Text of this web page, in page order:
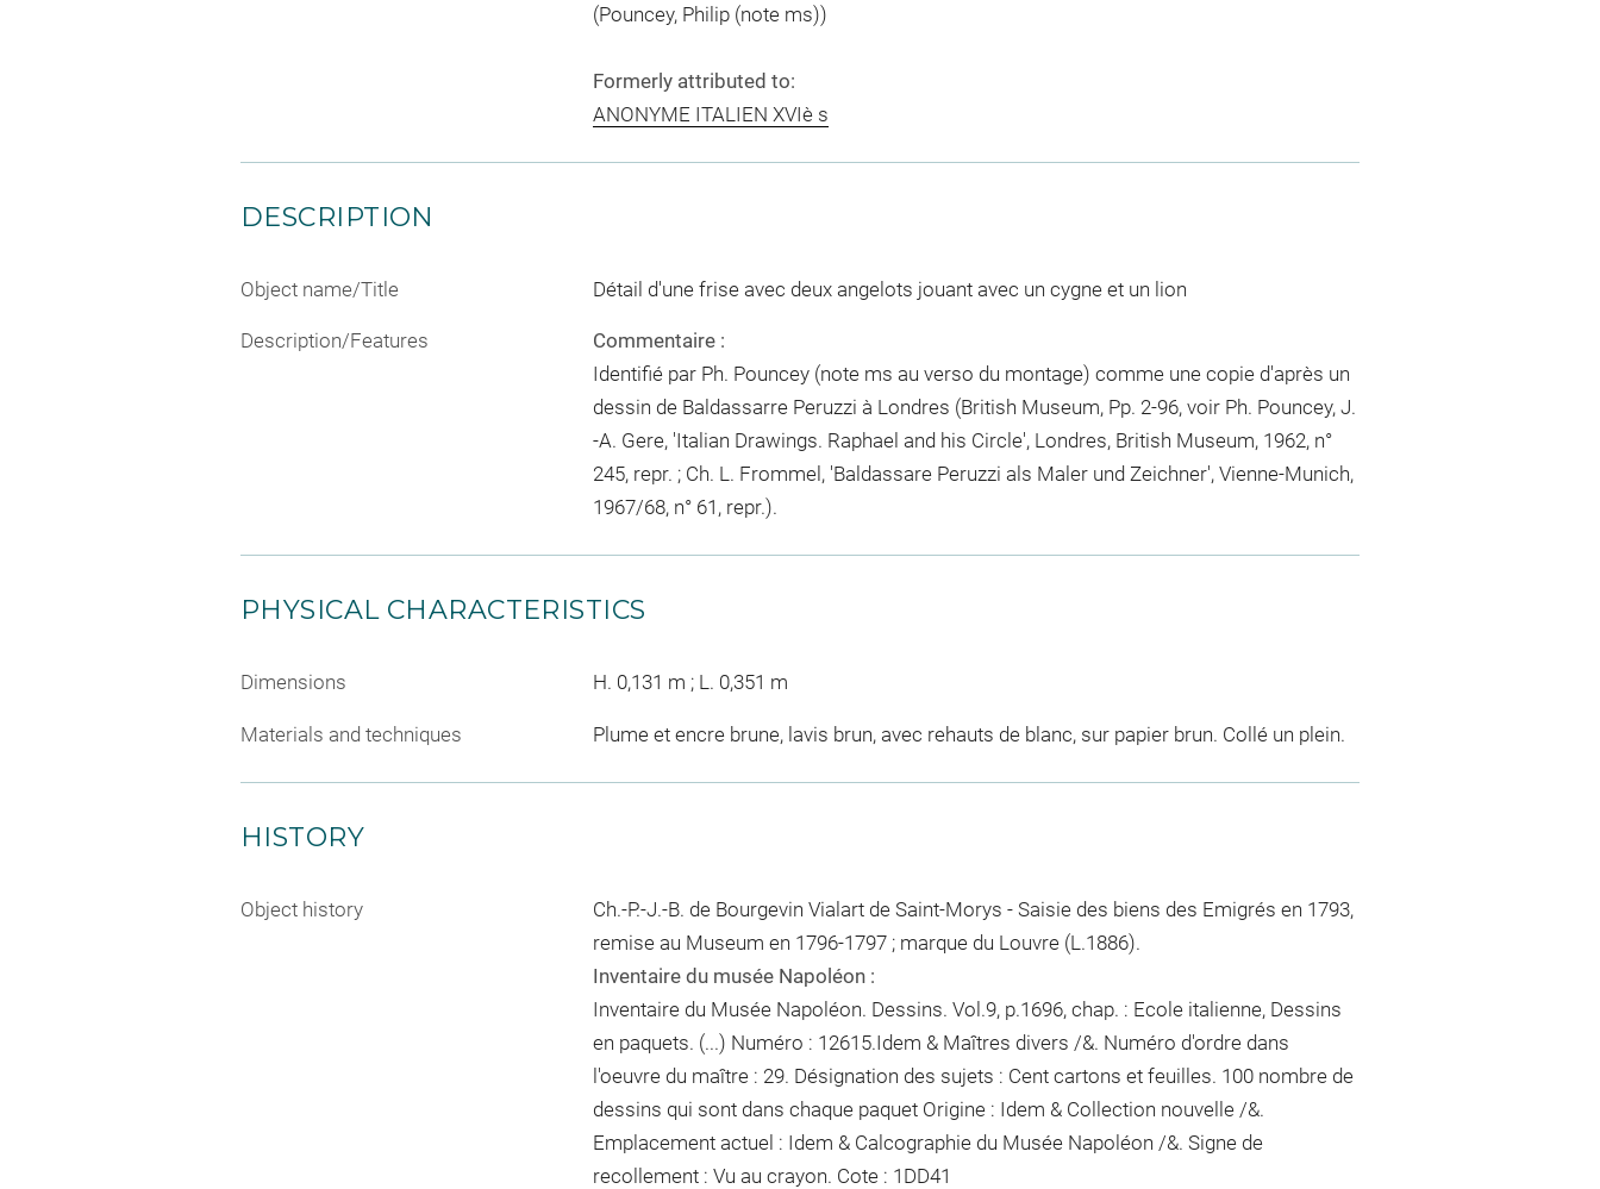
(Pouncey, Philip (note ms))
Formerly attributed to:
ANONYME ITALIEN XVIè s
DESCRIPTION
Object name/Title Détail d'une frise avec deux angelots jouant avec un cygne et un lion
Description/Features
Commentaire :
Identifié par Ph. Pouncey (note ms au verso du montage) comme une copie d'après un
dessin de Baldassarre Peruzzi à Londres (British Museum, Pp. 2-96, voir Ph. Pouncey, J.
-A. Gere, 'Italian Drawings. Raphael and his Circle', Londres, British Museum, 1962, n°
245, repr. ; Ch. L. Frommel, 'Baldassare Peruzzi als Maler und Zeichner', Vienne-Munich,
1967/68, n° 61, repr.).
PHYSICAL CHARACTERISTICS
Dimensions H. 0,131 m ; L. 0,351 m
Materials and techniques Plume et encre brune, lavis brun, avec rehauts de blanc, sur papier brun. Collé un plein.
HISTORY
Object history
Ch.-P.-J.-B. de Bourgevin Vialart de Saint-Morys - Saisie des biens des Emigrés en 1793,
remise au Museum en 1796-1797 ; marque du Louvre (L.1886).
Inventaire du musée Napoléon :
Inventaire du Musée Napoléon. Dessins. Vol.9, p.1696, chap. : Ecole italienne, Dessins
en paquets. (...) Numéro : 12615.Idem & Maîtres divers /&. Numéro d'ordre dans
l'oeuvre du maître : 29. Désignation des sujets : Cent cartons et feuilles. 100 nombre de
dessins qui sont dans chaque paquetOrigine : Idem & Collection nouvelle /&.
Emplacement actuel : Idem & Calcographie du Musée Napoléon /&. Signe de
recollement : Vu au crayon. Cote : 1DD41